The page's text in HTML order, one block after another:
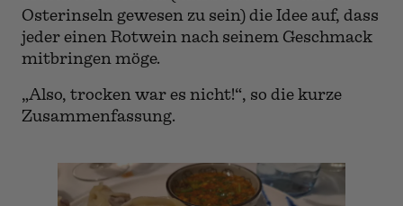
vergessen“, schreckt Der Connaisseur auf.
Also, nicht im „ON“ beim „Testen mit den
Besten“, aber jetzt in der Rückschau. Solide
Flasche Grüner Veltliner (21 Euro) gereicht.
Und einmal mehr war eine kurze
Epikureer, eh schon einschlägig bekannt,
brachte im Vorfeld (ihm scheint fad auf den